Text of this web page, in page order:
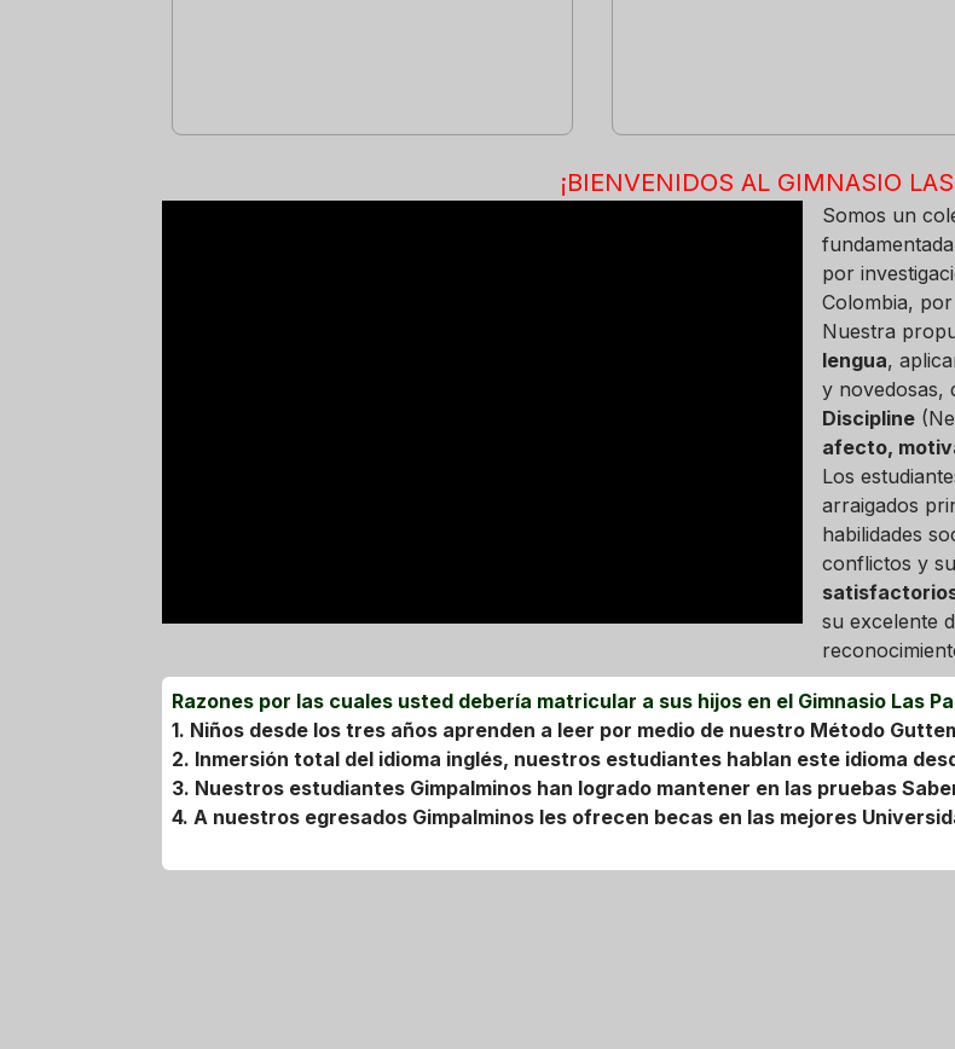
¡BIENVENIDOS AL GIMNASIO
Somos un
por
Colombia,
Nuestra
lengua,
y novedosas,
Discipline
afecto,
Los
arraigados
habilidades
conflictos y
su excelente
Razones por las cuales usted debería matricular a sus hijos en el Gimnasio Las
1. Niños desde los tres años aprenden a leer por medio de nuestro Método
2. Inmersión total del idioma inglés, nuestros estudiantes hablan este idioma
3. Nuestros estudiantes Gimpalminos han logrado mantener en las pruebas Saber
4. A nuestros egresados Gimpalminos les ofrecen becas en las mejores